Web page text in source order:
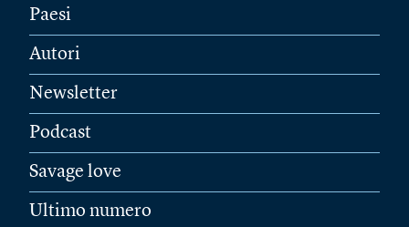
Paesi
Autori
Newsletter
Podcast
Savage love
Ultimo numero